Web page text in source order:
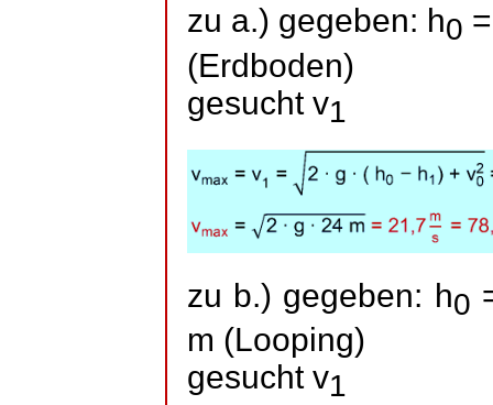
zu a.) gegeben: h0
(Erdboden)
gesucht v1
zu b.) gegeben: h0
m (Looping)
gesucht v1